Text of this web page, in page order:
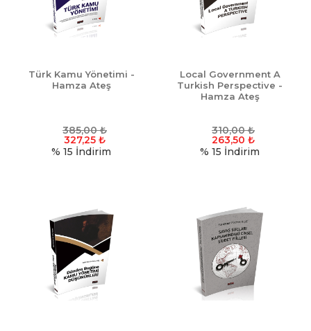
Türk Kamu Yönetimi -
Hamza Ateş
385,00₺
327,25 ₺
% 15 İndirim
Local Government A
Turkish Perspective -
Hamza Ateş
310,00₺
263,50 ₺
% 15 İndirim